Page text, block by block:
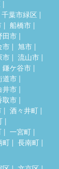
千葉市緑区
船橋市
田市
市
旭市
市
流山市
鎌ケ谷市
道市
井市
取市
酒々井町
一宮町
町
長南町